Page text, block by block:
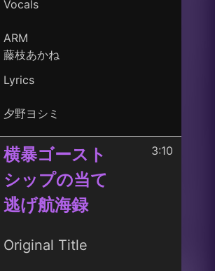
Vocals
ARM
藤枝あかね
Lyrics
夕野ヨシミ
横暴ゴースト
シップの当て
逃げ航海録
Original Title
3:10